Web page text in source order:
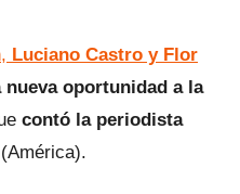
Luciano Castro y Flor
nueva oportunidad a la
contó la periodista